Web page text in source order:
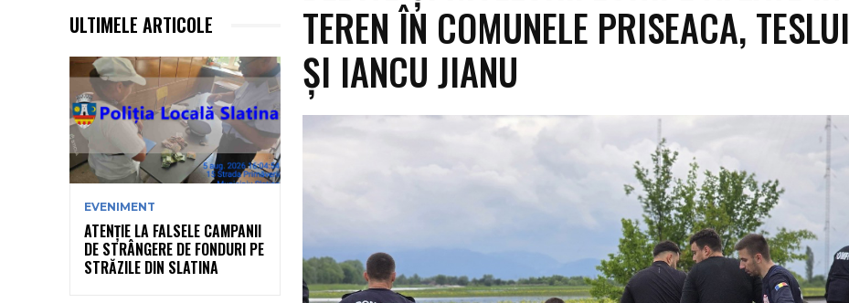
ULTIMELE ARTICOLE
EVENIMENT
ATENȚIE LA FALSELE CAMPANII
DE STRÂNGERE DE FONDURI PE
STRĂZILE DIN SLATINA
TEREN ÎN COMUNELE PRISEACA, TESLUI
ȘI IANCU JIANU